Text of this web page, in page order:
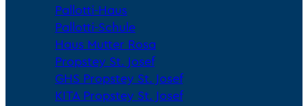
Pallotti-Haus
Pallotti-Schule
Haus Mutter Rosa
Propstey St. Josef
GHS Propstey St. Josef
KITA Propstey St. Josef